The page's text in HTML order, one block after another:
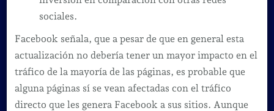
sociales.
Facebook señala, que a pesar de que en general esta
actualización no debería tener un mayor impacto en el
tráfico de la mayoría de las páginas, es probable que
alguna páginas sí se vean afectadas con el tráfico
directo que les genera Facebook a sus sitios. Aunque